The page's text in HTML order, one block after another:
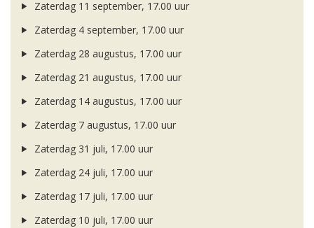
Zaterdag 11 september, 17.00 uur
Zaterdag 4 september, 17.00 uur
Zaterdag 28 augustus, 17.00 uur
Zaterdag 21 augustus, 17.00 uur
Zaterdag 14 augustus, 17.00 uur
Zaterdag 7 augustus, 17.00 uur
Zaterdag 31 juli, 17.00 uur
Zaterdag 24 juli, 17.00 uur
Zaterdag 17 juli, 17.00 uur
Zaterdag 10 juli, 17.00 uur